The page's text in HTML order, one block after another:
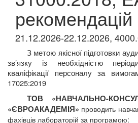
рекомендацій
21.12.2026-22.12.2026,
З метою якісної підготовки
зв’язку із необхідністю
кваліфікації персоналу за
17025:2019
ТОВ «НАВЧАЛЬНО-
«ЄВРОАКАДЕМІЯ» проводить
фахівців лабораторій за програмою: